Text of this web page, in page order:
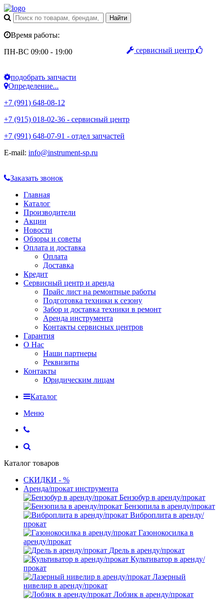
сервисный центр
Время работы:
ПН-ВС 09:00 - 19:00
подобрать запчасти
Определение...
+7 (991) 648-08-12
+7 (915) 018-02-36 - сервисный центр
+7 (991) 648-07-91 - отдел запчастей
E-mail: info@instrument-sp.ru
Заказать звонок
Главная
Каталог
Производители
Акции
Новости
Обзоры и советы
Оплата и доставка
Оплата
Доставка
Кредит
Сервисный центр и аренда
Прайс лист на ремонтные работы
Подготовка техники к сезону
Забор и доставка техники в ремонт
Аренда инструмента
Контакты сервисных центров
Гарантия
О Нас
Наши партнеры
Реквизиты
Контакты
Юридическим лицам
Каталог
Меню
Каталог товаров
СКИДКИ - %
Аренда/прокат инструмента
Бензобур в аренду/прокат
Бензопила в аренду/прокат
Виброплита в аренду/
прокат
Газонокосилка в
аренду/прокат
Дрель в аренду/прокат
Культиватор в аренду/
прокат
Лазерный
нивелир в аренду/прокат
Лобзик в аренду/прокат